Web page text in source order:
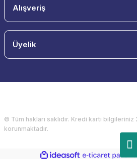
Alışveriş
Üyelik
© Tüm hakları saklıdır. Kredi kartı
korunmaktadır.
ideasoft